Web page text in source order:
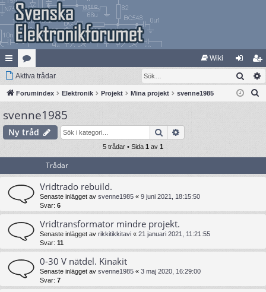
na
bb
lä
nk
at
eg
ori
er
Wiki
og
ga
li
m
Aktiva trådar Sök
Forumindex Elektronik Projekt Mina projekt svenne1985
svenne1985
Ny tråd Sök
5 trådar • Sida 1 av 1
Trådar
Vridtrado rebuild.
Senaste inlägget av svenne1985 « 9 juni 2021, 18:15:50
Svar: 6
Vridtransformator mindre projekt.
Senaste inlägget av rikkitikkitavi « 21 januari 2021, 11:21:55
Svar: 11
0-30 V nätdel. Kinakit
Senaste inlägget av svenne1985 « 3 maj 2020, 16:29:00
Svar: 7